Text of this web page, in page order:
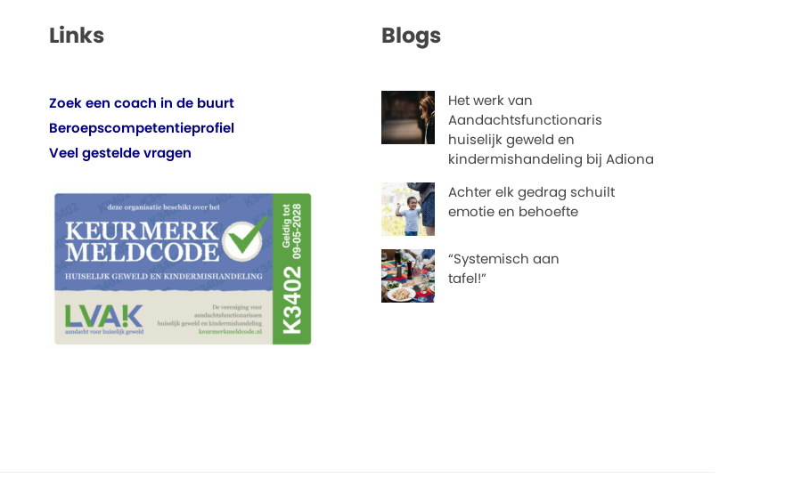
Links
Zoek een coach in de buurt
Beroepscompetentieprofiel
Veel gestelde vragen
Blogs
Het werk van
Aandachtsfunctionaris
huiselijk geweld en
kindermishandeling bij Adiona
Achter elk gedrag schuilt
emotie en behoefte
“Systemisch aan
tafel!”